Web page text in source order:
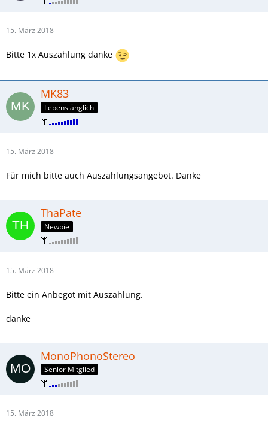
15. März 2018
Bitte 1x Auszahlung danke
MK83
Lebenslänglich
15. März 2018
Für mich bitte auch Auszahlungsangebot. Danke
ThaPate
Newbie
15. März 2018
Bitte ein Anbegot mit Auszahlung.
danke
MonoPhonoStereo
Senior Mitglied
15. März 2018